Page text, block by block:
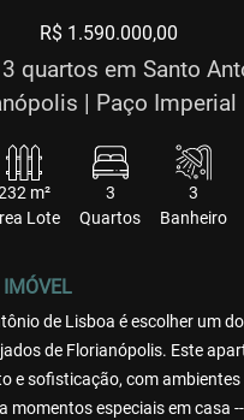
R$ 1.590.000,00
quartos em Santo
| Paço Imperial
m²
Lote
3
Quartos
3
Banheiro
IMÓVEL
de Lisboa é escolher um
de Florianópolis. Este
e sofisticação, com
momentos especiais em casa